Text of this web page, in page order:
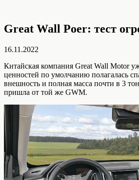
Great Wall Poer: тест
16.11.2022
Китайская компания Great Wall Motor
ценностей по умолчанию полагалась
внешность и полная масса почти в 3
пришла от той же GWM.